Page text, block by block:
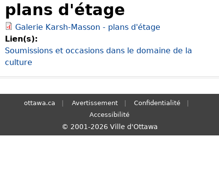
e
y
o
u
r
S
e
plans d'étage
Galerie Karsh-Masson - plans d'étage
Lien(s):
Soumissions et occasions dans le domaine de la
culture
ottawa.ca Avertissement
Confidentialité
Accessibilité
© 2001-2026 Ville d'Ottawa